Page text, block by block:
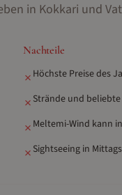
in Kokkari und
Nachteile
✗ Höchste Preise des
✗ Strände und
✗ Meltemi-Wind kann
✗ Sightseeing in